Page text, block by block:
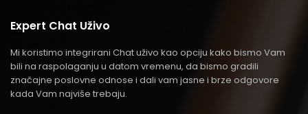
Expert Chat Uživo
Mi koristimo integrirani Chat uživo kao opciju kako bismo Vam
bili na raspolaganju u datom vremenu, da bismo gradili
značajne poslovne odnose i dali vam jasne i brze odgovore
kada Vam najviše trebaju.